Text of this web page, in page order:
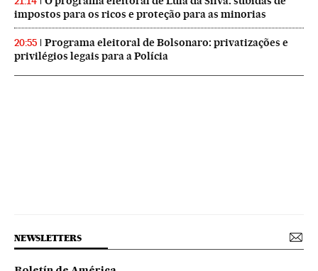
impostos para os ricos e proteção para as minorias
20:55
Programa eleitoral de Bolsonaro: privatizações e
privilégios legais para a Polícia
NEWSLETTERS